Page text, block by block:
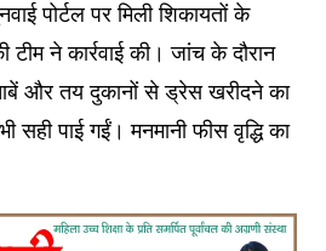
पोर्टल पर मिली शिकायतों के
ने कार्रवाई की। जांच के दौरान
और तय दुकानों से ड्रेस खरीदने का
सही पाई गईं। मनमानी फीस वृद्धि का